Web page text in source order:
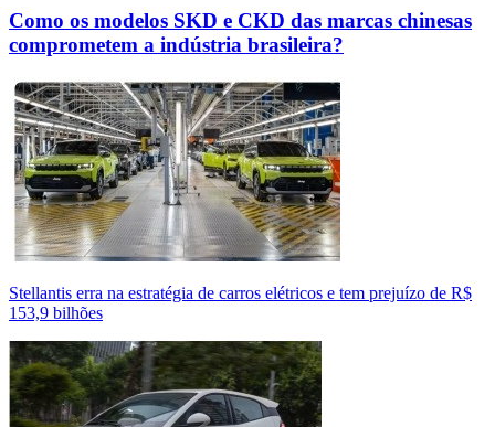
Como os modelos SKD e CKD das marcas chinesas
comprometem a indústria brasileira?
Stellantis erra na estratégia de carros elétricos e tem prejuízo de R$
153,9 bilhões